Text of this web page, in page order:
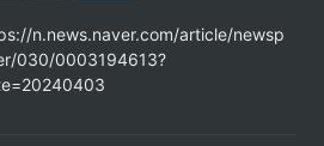
n.news.naver.com/article/newsp
030/0003194613?